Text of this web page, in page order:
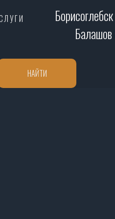
Борисоглебск
Балашов
НАЙТИ